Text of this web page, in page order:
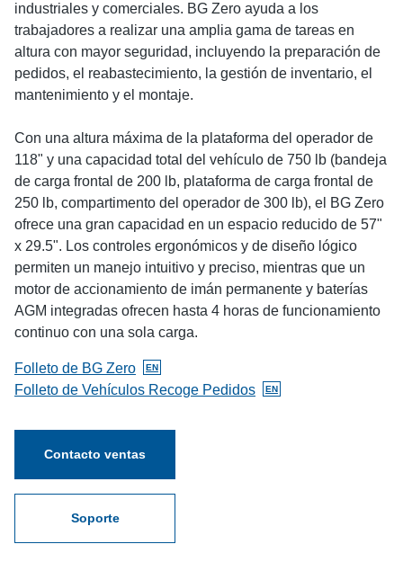
industriales y comerciales. BG Zero ayuda a los
trabajadores a realizar una amplia gama de tareas en
altura con mayor seguridad, incluyendo la preparación de
pedidos, el reabastecimiento, la gestión de inventario, el
mantenimiento y el montaje.
Con una altura máxima de la plataforma del operador de
118" y una capacidad total del vehículo de 750 lb (bandeja
de carga frontal de 200 lb, plataforma de carga frontal de
250 lb, compartimento del operador de 300 lb), el BG Zero
ofrece una gran capacidad en un espacio reducido de 57"
x 29.5". Los controles ergonómicos y de diseño lógico
permiten un manejo intuitivo y preciso, mientras que un
motor de accionamiento de imán permanente y baterías
AGM integradas ofrecen hasta 4 horas de funcionamiento
continuo con una sola carga.
Folleto de BG Zero EN
BlueGiant.General.DocumentOnlyAvailableInglés
Folleto de Vehículos Recoge Pedidos EN
Contacto ventas
Soporte